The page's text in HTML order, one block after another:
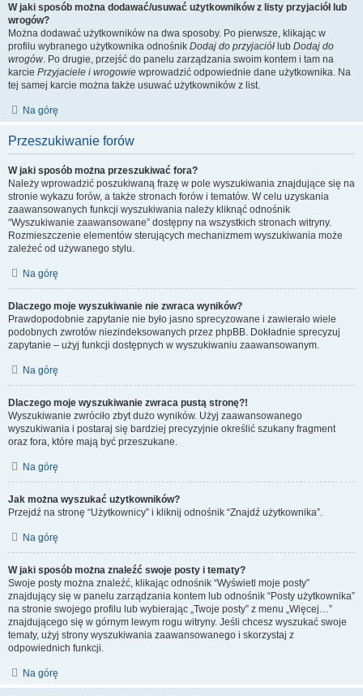
W jaki sposób można dodawać/usuwać użytkowników z listy przyjaciół lub
wrogów?
Można dodawać użytkowników na dwa sposoby. Po pierwsze, klikając w
profilu wybranego użytkownika odnośnik Dodaj do przyjaciół lub Dodaj do
wrogów. Po drugie, przejść do panelu zarządzania swoim kontem i tam na
karcie Przyjaciele i wrogowie wprowadzić odpowiednie dane użytkownika. Na
tej samej karcie można także usuwać użytkowników z list.
Na górę
Przeszukiwanie forów
W jaki sposób można przeszukiwać fora?
Należy wprowadzić poszukiwaną frazę w pole wyszukiwania znajdujące się na
stronie wykazu forów, a także stronach forów i tematów. W celu uzyskania
zaawansowanych funkcji wyszukiwania należy kliknąć odnośnik
“Wyszukiwanie zaawansowane” dostępny na wszystkich stronach witryny.
Rozmieszczenie elementów sterujących mechanizmem wyszukiwania może
zależeć od używanego stylu.
Na górę
Dlaczego moje wyszukiwanie nie zwraca wyników?
Prawdopodobnie zapytanie nie było jasno sprecyzowane i zawierało wiele
podobnych zwrotów niezindeksowanych przez phpBB. Dokładnie sprecyzuj
zapytanie – użyj funkcji dostępnych w wyszukiwaniu zaawansowanym.
Na górę
Dlaczego moje wyszukiwanie zwraca pustą stronę?!
Wyszukiwanie zwróciło zbyt dużo wyników. Użyj zaawansowanego
wyszukiwania i postaraj się bardziej precyzyjnie określić szukany fragment
oraz fora, które mają być przeszukane.
Na górę
Jak można wyszukać użytkowników?
Przejdź na stronę “Użytkownicy” i kliknij odnośnik “Znajdź użytkownika”.
Na górę
W jaki sposób można znaleźć swoje posty i tematy?
Swoje posty można znaleźć, klikając odnośnik “Wyświetl moje posty”
znajdujący się w panelu zarządzania kontem lub odnośnik “Posty użytkownika”
na stronie swojego profilu lub wybierając „Twoje posty” z menu „Więcej…”
znajdującego się w górnym lewym rogu witryny. Jeśli chcesz wyszukać swoje
tematy, użyj strony wyszukiwania zaawansowanego i skorzystaj z
odpowiednich funkcji.
Na górę